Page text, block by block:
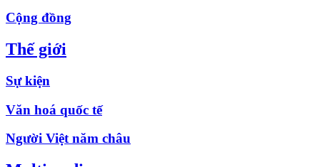
Cộng đồng
Thế giới
Sự kiện
Văn hoá quốc tế
Người Việt năm châu